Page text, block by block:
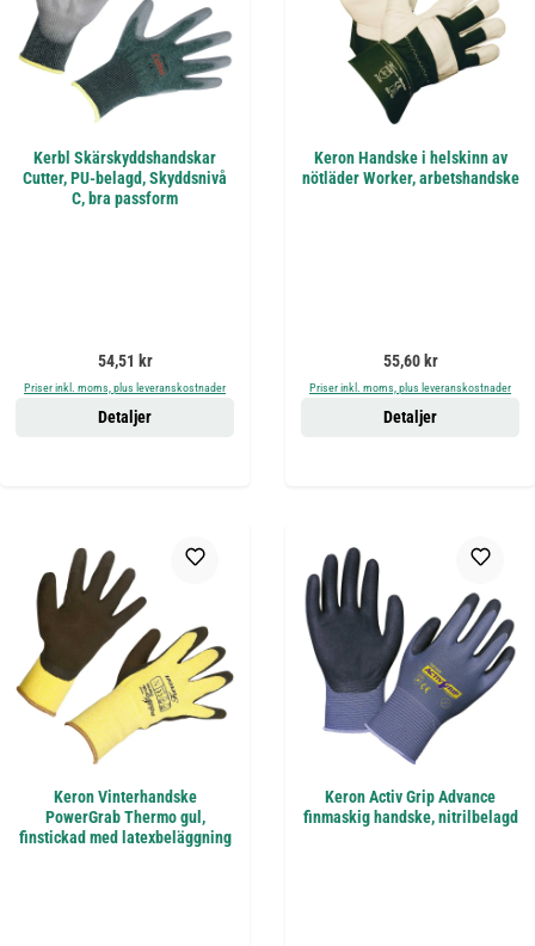
Kerbl Skärskyddshandskar
Cutter, PU-belagd, Skyddsnivå
C, bra passform
Ordinarie pris:
54,51 kr
Priser inkl. moms, plus leveranskostnader
Detaljer
Keron Handske i helskinn av
nötläder Worker, arbetshandske
Ordinarie pris:
55,60 kr
Priser inkl. moms, plus leveranskostnader
Detaljer
Keron Vinterhandske
PowerGrab Thermo gul,
finstickad med latexbeläggning
Keron Activ Grip Advance
finmaskig handske, nitrilbelagd